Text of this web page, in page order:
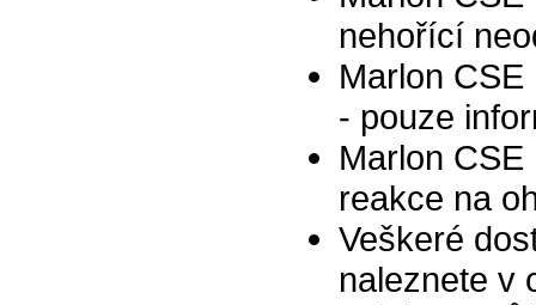
nehořící
Marlon
- pouze
Marlon
reakce na
Veškeré
naleznete v